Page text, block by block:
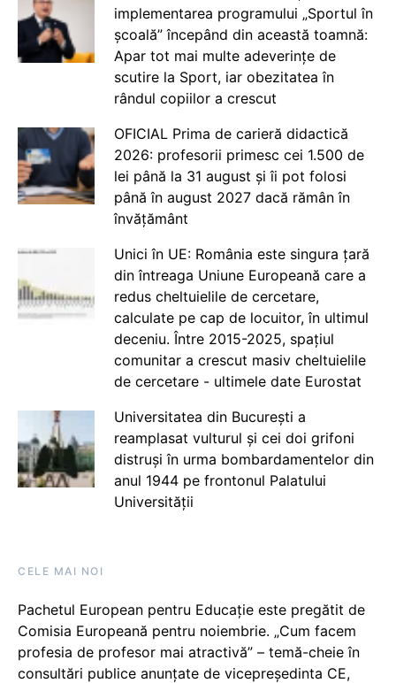
implementarea programului „Sportul în
școală” începând din această toamnă:
Apar tot mai multe adeverințe de
scutire la Sport, iar obezitatea în
rândul copiilor a crescut
OFICIAL Prima de carieră didactică
2026: profesorii primesc cei 1.500 de
lei până la 31 august și îi pot folosi
până în august 2027 dacă rămân în
învățământ
Unici în UE: România este singura țară
din întreaga Uniune Europeană care a
redus cheltuielile de cercetare,
calculate pe cap de locuitor, în ultimul
deceniu. Între 2015-2025, spațiul
comunitar a crescut masiv cheltuielile
de cercetare - ultimele date Eurostat
Universitatea din București a
reamplasat vulturul și cei doi grifoni
distruși în urma bombardamentelor din
anul 1944 pe frontonul Palatului
Universității
CELE MAI NOI
Pachetul European pentru Educație este pregătit de
Comisia Europeană pentru noiembrie. „Cum facem
profesia de profesor mai atractivă” – temă-cheie în
consultări publice anunțate de vicepreședinta CE,